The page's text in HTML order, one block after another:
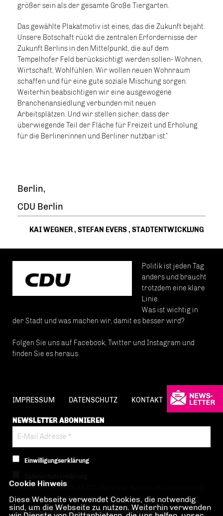
größer sein als der gesamte Große Tiergarten.
Das gewählte Plakatmotiv ist eines, das die Zukunft bejaht.
Unsere Botschaft rückt die zentralen Erfordernisse der
Zukunft Berlins in den Mittelpunkt, die auf dem
Tempelhofer Feld berücksichtigt werden sollen- Wohnen,
Wirtschaft, Wohlfühlen. Wir wollen neuen Wohnraum
schaffen und für eine gute soziale Mischung sorgen.
Weiterhin beabsichtigen wir eine ausgewogene
Branchenansiedlung verbunden mit neuen
Arbeitsplätzen. Und wir stellen sicher, dass der
überwiegende Teil der Fläche für Freizeit und Erholung
für die Berlinerinnen und Berliner nutzbar ist.“
Berlin,
CDU Berlin
KAI WEGNER, STEFAN EVERS, STADTENTWICKLUNG
Politik ist jeden Tag
anders und braucht
trotzdem eine klare
Linie.
Was ist wichtig in
der Stadt und was machen wir, damit es besser wird?
Folgen Sie uns auf Facebook, Twitter und Instagram und
finden Sie es heraus.
IMPRESSUM DATENSCHUTZ KONTAKT
NEWSLETTER ABONNIEREN
Einwilligungserklärung
Hiermit berechtige ich die CDU Berlin zur Nutzung der Daten im Sinn
der nachfolgenden Datenschutzerklärung.*
Cookie Hinweis
Diese Webseite verwendet Cookies, die notwendig
sind, um die Webseite zu nutzen. Weiterhin verwenden